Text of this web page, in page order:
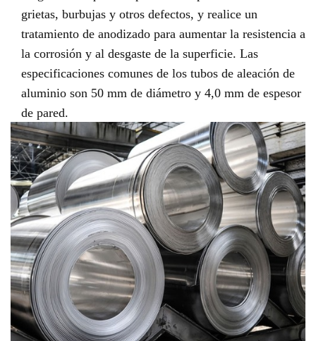
grietas, burbujas y otros defectos, y realice un
tratamiento de anodizado para aumentar la resistencia a
la corrosión y al desgaste de la superficie. Las
especificaciones comunes de los tubos de aleación de
aluminio son 50 mm de diámetro y 4,0 mm de espesor
de pared.